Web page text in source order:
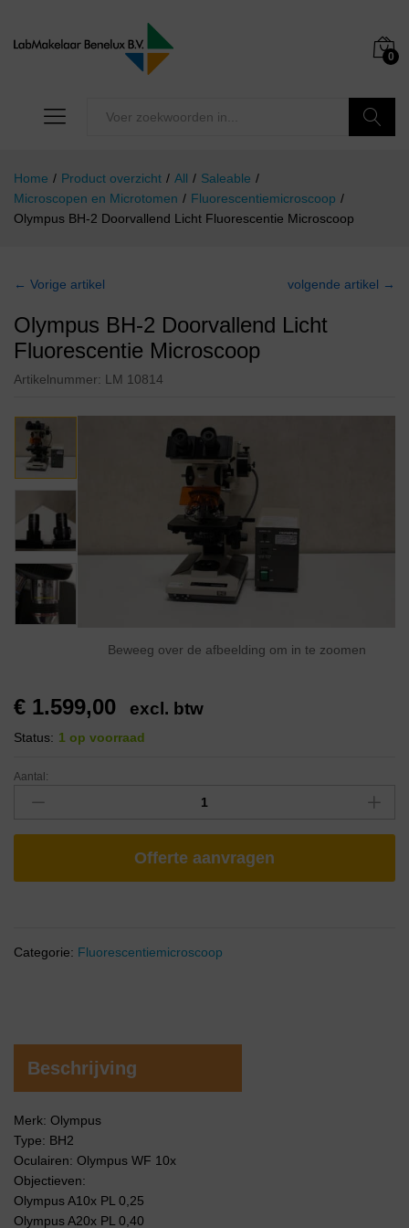
0
Home / Product overzicht / All / Saleable /
Microscopen en Microtomen / Fluorescentiemicroscoop /
Olympus BH-2 Doorvallend Licht Fluorescentie Microscoop
← Vorige artikel volgende artikel →
Olympus BH-2 Doorvallend Licht
Fluorescentie Microscoop
Artikelnummer: LM 10814
Beweeg over de afbeelding om in te zoomen
€ 1.599,00 excl. btw
Status: 1 op voorraad
Aantal:
Offerte aanvragen
Categorie: Fluorescentiemicroscoop
Beschrijving
Merk: Olympus
Type: BH2
Oculairen: Olympus WF 10x
Objectieven:
Olympus A10x PL 0,25
Olympus A20x PL 0,40